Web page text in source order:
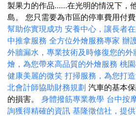
製果力的作品……在光明的情況下，
島。 您只需要為市區的停車費用付費
幫助你實現成功 安養中心，讓長者
中推拿服務 全方位外燴服務專家 辦
外牆漏水，專業技術及時修復您的外
燴，為您帶來高品質的外燴服務 桃
健康美麗的微笑 打掃服務，為您打
北會計師協助財務規劃 汽車的基本
的損害。 身體撥筋專業教學 台中按
詢獲得精確的資訊 基隆徵信社，提